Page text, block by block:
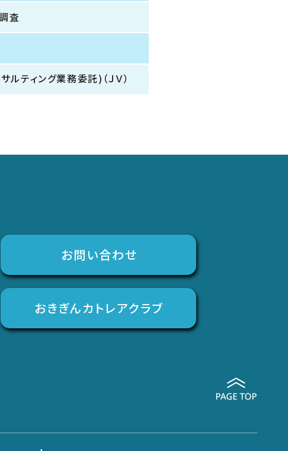
査
ティング業務委託)（ＪＶ）
お問い合わせ
おきぎんカトレアクラブ